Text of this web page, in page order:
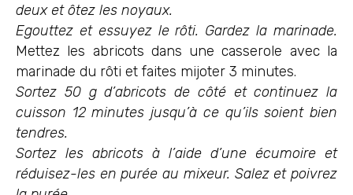
deux et ôtez les noyaux.
Egouttez et essuyez le rôti. Gardez la marinade.
Mettez les abricots dans une casserole avec la
marinade du rôti et faites mijoter 3 minutes.
Sortez 50 g d’abricots de côté et continuez la
cuisson 12 minutes jusqu’à ce qu’ils soient bien
tendres.
Sortez les abricots à l’aide d’une écumoire et
réduisez-les en purée au mixeur. Salez et poivrez